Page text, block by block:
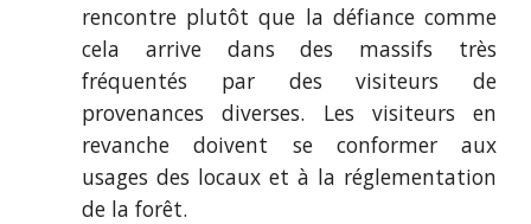
rencontre plutôt que la défiance comme
cela arrive dans des massifs très
fréquentés par des visiteurs de
provenances diverses. Les visiteurs en
revanche doivent se conformer aux
usages des locaux et à la réglementation
de la forêt.